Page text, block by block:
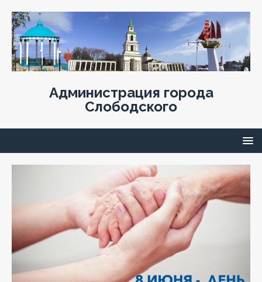
Администрация города
Слободского